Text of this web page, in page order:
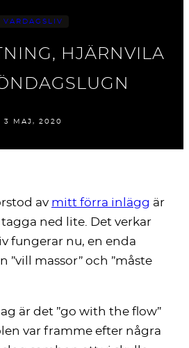
VARDAGSLIV
HJÄRNVILA
3 MAJ, 2020
av mitt förra inlägg är
ned lite. Det verkar
fungerar nu, en enda
”vill massor” och ”måste
är det ”go with the flow”
var framme efter några